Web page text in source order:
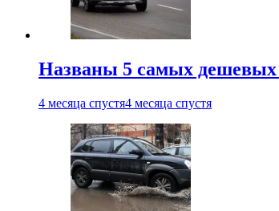
Названы 5 самых дешевых
4 месяца спустя4 месяца спустя